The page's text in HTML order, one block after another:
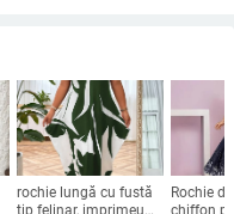
rochie lungă cu fustă
tip felinar, imprimeu
Rochie
chiffon